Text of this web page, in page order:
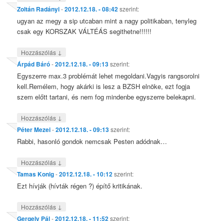
Zoltán Radányi-2012.12.18. - 08:42szerint:
ugyan az megy a sip utcaban mint a nagy politikaban, tenyleg
csak egy KORSZAK VÁLTÉÁS segithetne!!!!!!
Hozzászólás ↓
Árpád Báró-2012.12.18. - 09:13szerint:
Egyszerre max.3 problémát lehet megoldani.Vagyis rangsorolni
kell.Remélem, hogy akárki is lesz a BZSH elnöke, ezt fogja
szem előtt tartani, és nem fog mindenbe egyszerre belekapni.
Hozzászólás ↓
Péter Mezei-2012.12.18. - 09:13szerint:
Rabbi, hasonló gondok nemcsak Pesten adódnak…
Hozzászólás ↓
Tamas Konig-2012.12.18. - 10:12szerint:
Ezt hívják (hívták régen ?) építő kritikának.
Hozzászólás ↓
Gergely Pál-2012.12.18. - 11:52szerint: